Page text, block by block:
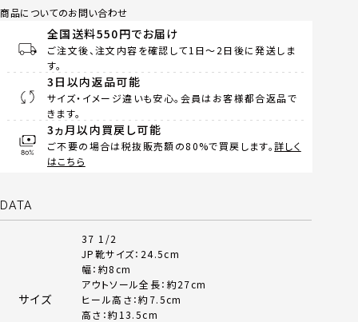
商品についてのお問い合わせ
全国送料550円でお届け
ご注文後、注文内容を確認して1日～2日後に発送しま
す。
3日以内返品可能
サイズ・イメージ違いも安心。会員はお客様都合返品で
きます。
3ヵ月以内買戻し可能
ご不要の場合は税抜販売額の80%で買戻します。詳しく
はこちら
DATA
サイズ
37 1/2
JP靴サイズ：24.5cm
幅：約8cm
アウトソール全長：約27cm
ヒール高さ：約7.5cm
高さ：約13.5cm